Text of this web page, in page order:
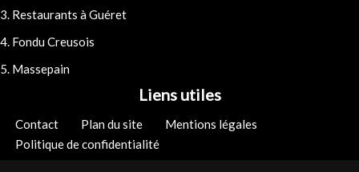
Restaurants à Guéret
Fondu Creusois
Massepain
Liens utiles
Contact Plan du site
Mentions légales
Politique de confidentialité